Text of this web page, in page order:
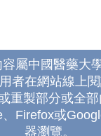
屬中國醫藥大
者在網站線上
重製部分或全
Firefox或
器瀏覽。